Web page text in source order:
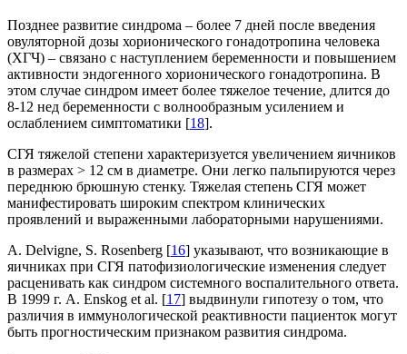
Позднее развитие синдрома – более 7 дней после введения
овуляторной дозы хорионического гонадотропина человека
(ХГЧ) – связано с наступлением беременности и повышением
активности эндогенного хорионического гонадотропина. В
этом случае синдром имеет более тяжелое течение, длится до
8-12 нед беременности с волнообразным усилением и
ослаблением симптоматики [18].
СГЯ тяжелой степени характеризуется увеличением яичников
в размерах > 12 см в диаметре. Они легко пальпируются через
переднюю брюшную стенку. Тяжелая степень СГЯ может
манифестировать широким спектром клинических
проявлений и выраженными лабораторными нарушениями.
A. Delvigne, S. Rosenberg [16] указывают, что возника­ющие в
яичниках при СГЯ патофизиологические изменения следует
расценивать как синдром системного воспалительного ответа.
В 1999 г. A. Enskog et al. [17] выдвинули гипотезу о том, что
различия в иммунологической реактив­ности пациенток могут
быть прогностическим признаком развития синдрома.